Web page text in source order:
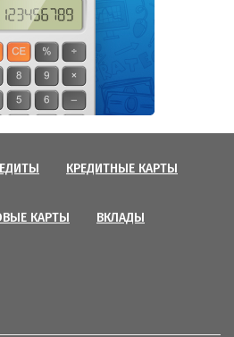
КРЕДИТНЫЕ КАРТЫ
КАРТЫ ВКЛАДЫ